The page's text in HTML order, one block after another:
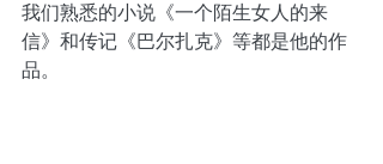
我们熟悉的小说《一个陌生女人的来
信》和传记《巴尔扎克》等都是他的作
品。